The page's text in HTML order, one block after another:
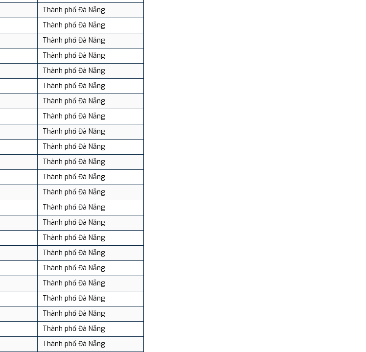
Thành phố Đà Nẵng
Thành phố Đà Nẵng
Thành phố Đà Nẵng
Thành phố Đà Nẵng
Thành phố Đà Nẵng
Thành phố Đà Nẵng
Thành phố Đà Nẵng
Thành phố Đà Nẵng
Thành phố Đà Nẵng
Thành phố Đà Nẵng
Thành phố Đà Nẵng
Thành phố Đà Nẵng
Thành phố Đà Nẵng
Thành phố Đà Nẵng
Thành phố Đà Nẵng
Thành phố Đà Nẵng
Thành phố Đà Nẵng
Thành phố Đà Nẵng
Thành phố Đà Nẵng
Thành phố Đà Nẵng
Thành phố Đà Nẵng
Thành phố Đà Nẵng
Thành phố Đà Nẵng